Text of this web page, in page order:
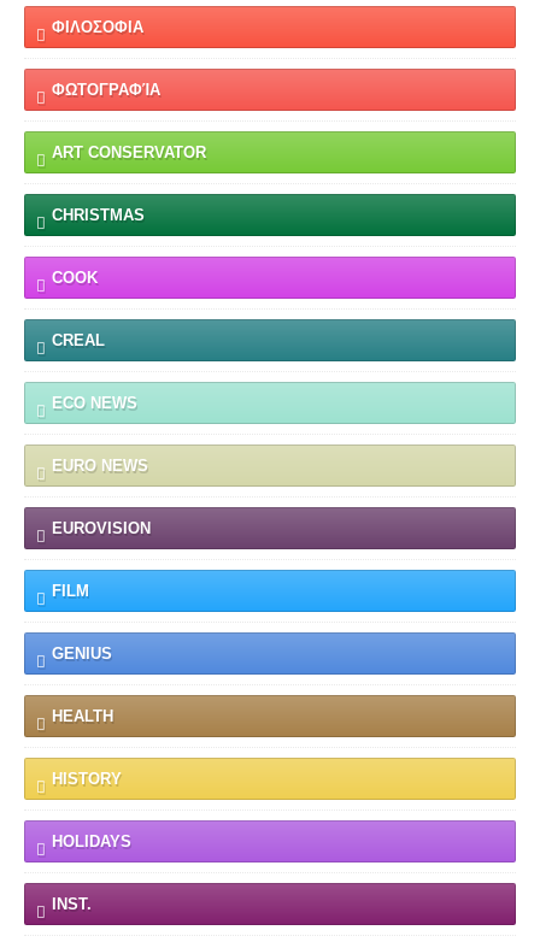
ΦΙΛΟΣΟΦΙΑ
ΦΩΤΟΓΡΑΦΊΑ
ART CONSERVATOR
CHRISTMAS
COOK
CREAL
ECO NEWS
EURO NEWS
EUROVISION
FILM
GENIUS
HEALTH
HISTORY
HOLIDAYS
INST.